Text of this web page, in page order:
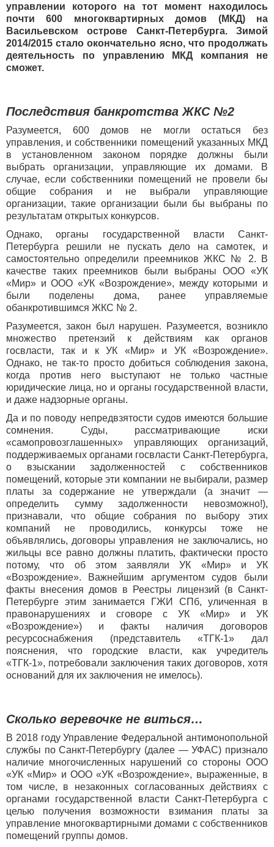
управлении которого на тот момент находилось
почти 600 многоквартирных домов (МКД) на
Васильевском острове Санкт-Петербурга. Зимой
2014/2015 стало окончательно ясно, что продолжать
деятельность по управлению МКД компания не
сможет.
Последствия банкротства ЖКС №2
Разумеется, 600 домов не могли остаться без
управления, и собственники помещений указанных МКД
в установленном законом порядке должны были
выбрать организации, управляющие их домами. В
случае, если собственники помещений не провели бы
общие собрания и не выбрали управляющие
организации, такие организации были бы выбраны по
результатам открытых конкурсов.
Однако, органы государственной власти Санкт-
Петербурга решили не пускать дело на самотек, и
самостоятельно определили преемников ЖКС № 2. В
качестве таких преемников были выбраны ООО «УК
«Мир» и ООО «УК «Возрождение», между которыми и
были поделены дома, ранее управляемые
обанкротившимся ЖКС № 2.
Разумеется, закон был нарушен. Разумеется, возникло
множество претензий к действиям как органов
госвласти, так и к УК «Мир» и УК «Возрождение».
Однако, не так-то просто добиться соблюдения закона,
когда против него выступают не только частные
юридические лица, но и органы государственной власти,
и даже надзорные органы.
Да и по поводу непредвзятости судов имеются большие
сомнения. Суды, рассматривающие иски
«самопровозглашенных» управляющих организаций,
поддерживаемых органами госвласти Санкт-Петербурга,
о взыскании задолженностей с собственников
помещений, которые эти компании не выбирали, размер
платы за содержание не утверждали (а значит —
определить сумму задолженности невозможно!),
признавали, что общие собрания по выбору этих
компаний не проводились, конкурсы тоже не
объявлялись, договоры управления не заключались, но
жильцы все равно должны платить, фактически просто
потому, что об этом заявляли УК «Мир» и УК
«Возрождение». Важнейшим аргументом судов были
факты внесения домов в Реестры лицензий (в Санкт-
Петербурге этим занимается ГЖИ СПб, уличенная в
правонарушениях и сговоре с УК «Мир» и УК
«Возрождение») и факты наличия договоров
ресурсоснабжения (представитель «ТГК-1» дал
пояснения, что городские власти, как учредитель
«ТГК-1», потребовали заключения таких договоров, хотя
оснований для их заключения не имелось).
Сколько веревочке не виться…
В 2018 году Управление Федеральной антимонопольной
службы по Санкт-Петербургу (далее — УФАС) признало
наличие многочисленных нарушений со стороны ООО
«УК «Мир» и ООО «УК «Возрождение», выраженные, в
том числе, в незаконных согласованных действиях с
органами государственной власти Санкт-Петербурга с
целью получения возможности взимания платы за
управление многоквартирными домами с собственников
помещений группы домов.